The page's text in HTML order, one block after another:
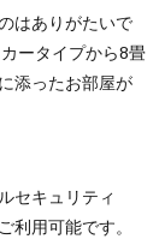
はありがたいで
ータイプから8畳
添ったお部屋が
セキュリティ
利用可能です。